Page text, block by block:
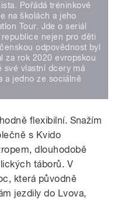
Pořádá tréninkové
na školách a jeho
Tour. Jde o seriál
nejen pro děti
odpovědnost byl
za rok 2020 evropskou
své vlastní dcery má
a jedno ze sociálně
flexibilní. Snažím
s Kvido
dlouhodobě
táborů. V
která původně
jezdily do Lvova,